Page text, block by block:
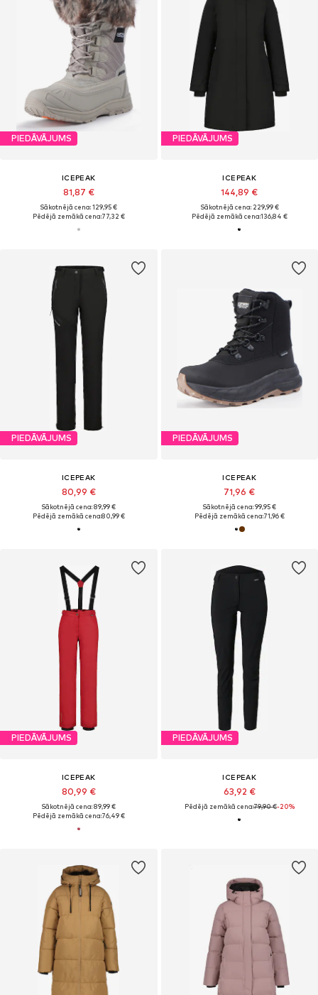
PIEDĀVĀJUMS
ICEPEAK
81,87 €
Sākotnējā cena: 129,95 €
Pēdējā zemākā cena:77,32 €
PIEDĀVĀJUMS
ICEPEAK
144,89 €
Sākotnējā cena: 229,99 €
Pēdējā zemākā cena:136,84 €
PIEDĀVĀJUMS
ICEPEAK
80,99 €
Sākotnējā cena: 89,99 €
Pēdējā zemākā cena:80,99 €
PIEDĀVĀJUMS
ICEPEAK
71,96 €
Sākotnējā cena: 99,95 €
Pēdējā zemākā cena:71,96 €
PIEDĀVĀJUMS
ICEPEAK
80,99 €
Sākotnējā cena: 89,99 €
Pēdējā zemākā cena:76,49 €
PIEDĀVĀJUMS
ICEPEAK
63,92 €
Pēdējā zemākā cena:79,90 €-20%